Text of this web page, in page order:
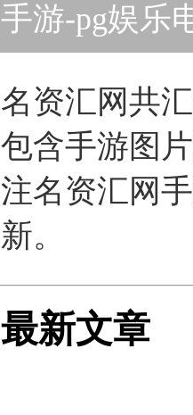
手游-pg娱乐
版
名资汇网共
包含手游图
注名资汇网
新。
最新文章